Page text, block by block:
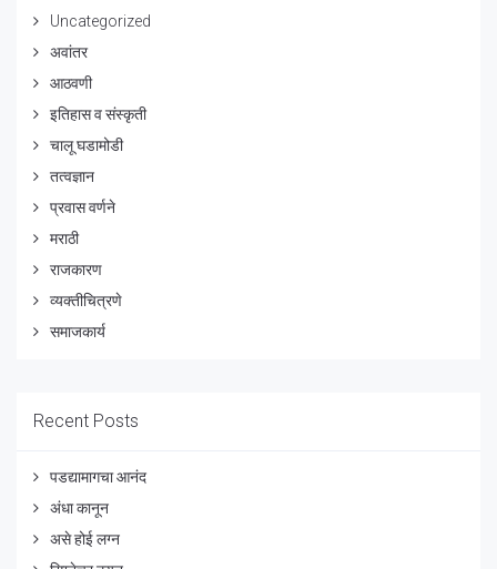
Uncategorized
अवांतर
आठवणी
इतिहास व संस्कृती
चालू घडामोडी
तत्वज्ञान
प्रवास वर्णने
मराठी
राजकारण
व्यक्तीचित्रणे
समाजकार्य
Recent Posts
पडद्यामागचा आनंद
अंधा कानून
असे होई लग्न